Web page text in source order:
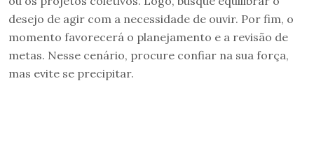
desejo de agir com a necessidade de ouvir. Por fim, o
momento favorecerá o planejamento e a revisão de
metas. Nesse cenário, procure confiar na sua força,
mas evite se precipitar.